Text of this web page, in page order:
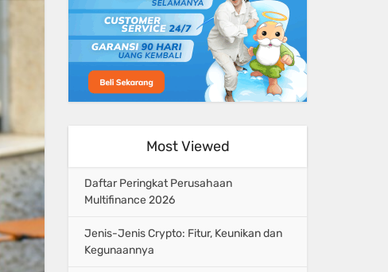
Most Viewed
Daftar Peringkat Perusahaan
Multifinance 2026
Jenis-Jenis Crypto: Fitur, Keunikan dan
Kegunaannya